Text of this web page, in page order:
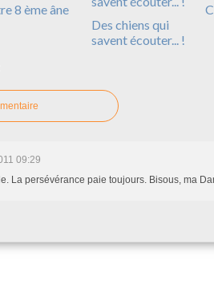
8 ème âne
Des chiens qui
savent écouter... !
09:29
La persévérance paie toujours. Bisous, ma